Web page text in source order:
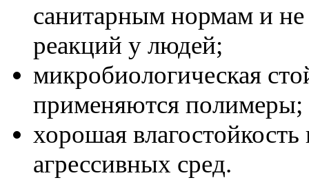
санитарным нормам и
реакций у людей;
микробиологическая
применяются полимеры;
хорошая
агрессивных сред.